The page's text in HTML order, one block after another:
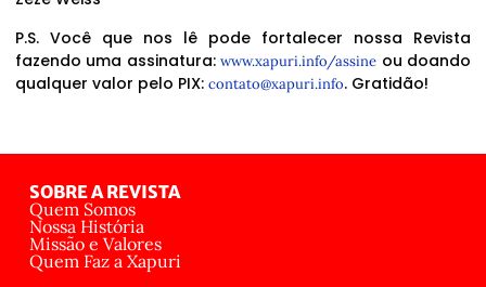
P.S. Você que nos lê pode fortalecer nossa Revista
fazendo uma assinatura:www.xapuri.info/assine ou doando
qualquer valor pelo PIX: contato@xapuri.info. Gratidão!
SOBRE A REVISTA
Quem Somos
Nossa História
Missão e Valores
Quem Faz a Xapuri